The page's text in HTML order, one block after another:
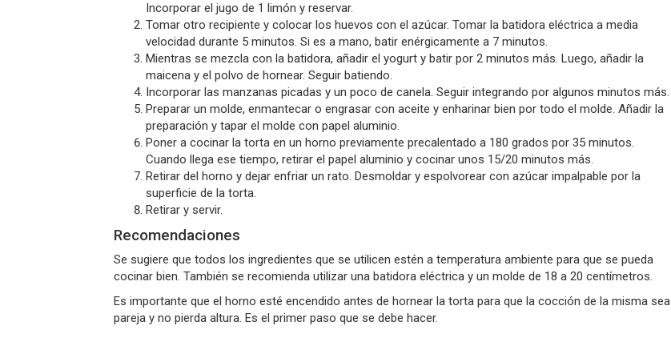
Incorporar el jugo de 1 limón y reservar.
Tomar otro recipiente y colocar los huevos con el azúcar. Tomar la batidora eléctrica a media
velocidad durante 5 minutos. Si es a mano, batir enérgicamente a 7 minutos.
Mientras se mezcla con la batidora, añadir el yogurt y batir por 2 minutos más. Luego, añadir la
maicena y el polvo de hornear. Seguir batiendo.
Incorporar las manzanas picadas y un poco de canela. Seguir integrando por algunos minutos más.
Preparar un molde, enmantecar o engrasar con aceite y enharinar bien por todo el molde. Añadir la
preparación y tapar el molde con papel aluminio.
Poner a cocinar la torta en un horno previamente precalentado a 180 grados por 35 minutos.
Cuando llega ese tiempo, retirar el papel aluminio y cocinar unos 15/20 minutos más.
Retirar del horno y dejar enfriar un rato. Desmoldar y espolvorear con azúcar impalpable por la
superficie de la torta.
Retirar y servir.
Recomendaciones
Se sugiere que todos los ingredientes que se utilicen estén a temperatura ambiente para que se pueda
cocinar bien. También se recomienda utilizar una batidora eléctrica y un molde de 18 a 20 centímetros.
Es importante que el horno esté encendido antes de hornear la torta para que la cocción de la misma sea
pareja y no pierda altura. Es el primer paso que se debe hacer.